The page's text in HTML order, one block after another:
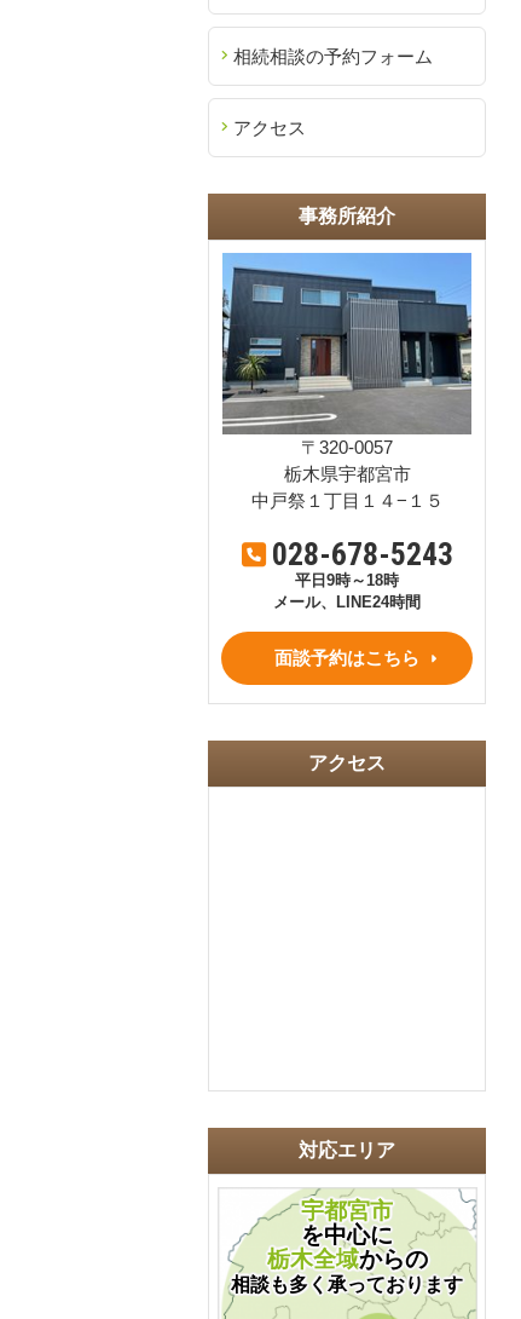
相続相談の予約フォーム
アクセス
事務所紹介
〒320-0057
栃木県宇都宮市
中戸祭１丁目１４−１５
028-678-5243
平日9時～18時
メール、LINE24時間
面談予約はこちら
アクセス
対応エリア
宇都宮市
を中心に
栃木全域からの
相談も多く承っております